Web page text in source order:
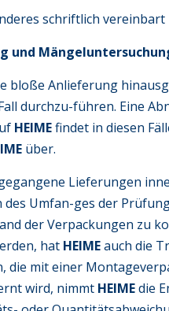
schriftlich
und
bloße Anlieferung
durchzu-führen. Eine
HEIMEfindet in diesen
über.
Lieferungen
des Umfan-ges der
der Verpackungen zu
hat HEIMEauch die
die mit einer
wird, nimmt HEIMEdie